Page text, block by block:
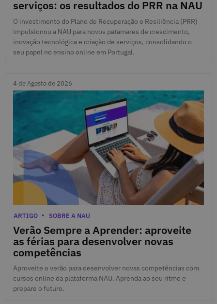
serviços: os resultados do PRR na NAU
O investimento do Plano de Recuperação e Resiliência (PRR)
impulsionou a NAU para novos patamares de crescimento,
inovação tecnológica e criação de serviços, consolidando o
seu papel no ensino online em Portugal.
4 de Agosto de 2026
Verão Sempre a Aprender: aproveite
as férias para desenvolver novas
competências
4 de Agosto de 2026
Categorias
ARTIGO SOBRE A NAU
Aproveite o verão para desenvolver novas competências com
cursos online da plataforma NAU. Aprenda ao seu ritmo e
prepare o futuro.